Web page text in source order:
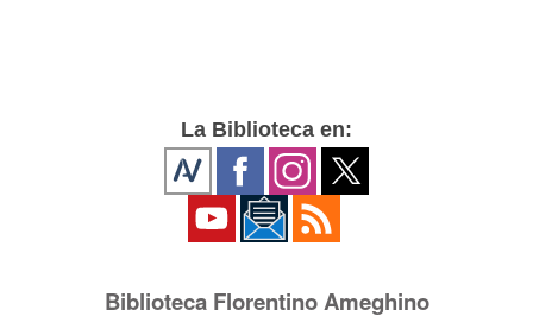
La Biblioteca en:
Biblioteca Florentino Ameghino